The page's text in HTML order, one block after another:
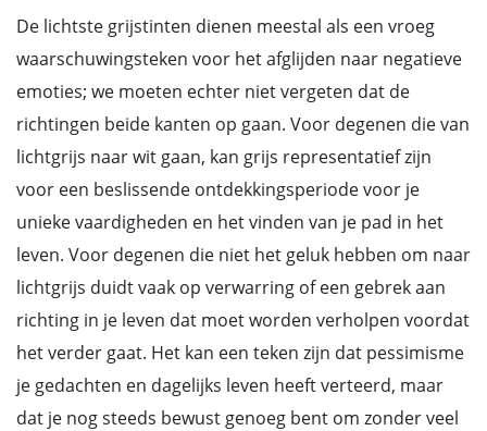
De lichtste grijstinten dienen meestal als een vroeg
waarschuwingsteken voor het afglijden naar negatieve
emoties; we moeten echter niet vergeten dat de
richtingen beide kanten op gaan. Voor degenen die van
lichtgrijs naar wit gaan, kan grijs representatief zijn
voor een beslissende ontdekkingsperiode voor je
unieke vaardigheden en het vinden van je pad in het
leven. Voor degenen die niet het geluk hebben om naar
lichtgrijs duidt vaak op verwarring of een gebrek aan
richting in je leven dat moet worden verholpen voordat
het verder gaat. Het kan een teken zijn dat pessimisme
je gedachten en dagelijks leven heeft verteerd, maar
dat je nog steeds bewust genoeg bent om zonder veel